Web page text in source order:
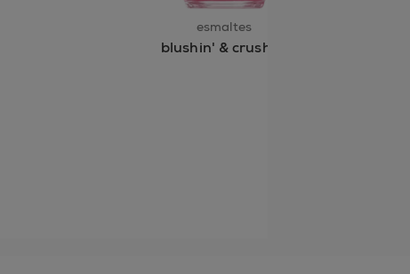
esmaltes
blushin' & crushin'